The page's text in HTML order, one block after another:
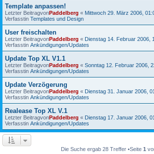
Template anpassen!
Letzter BeitragvonPaddelberg « Mittwoch 29. März 2006,
Verfasstin Templates und Design
User freischalten
Letzter BeitragvonPaddelberg « Dienstag 14. Februar 2006,
Verfasstin Ankündigungen/Updates
Update Top XL V1.1
Letzter BeitragvonPaddelberg « Sonntag 12. Februar 2006,
Verfasstin Ankündigungen/Updates
Update Verzögerung
Letzter BeitragvonPaddelberg « Dienstag 31. Januar 2006,
Verfasstin Ankündigungen/Updates
Realease Top XL V.1
Letzter BeitragvonPaddelberg « Dienstag 17. Januar 2006,
Verfasstin Ankündigungen/Updates
Die Suche ergab 28 Treffer •Seite 1